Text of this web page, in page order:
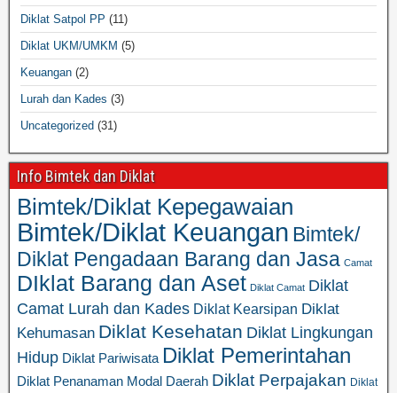
Diklat Satpol PP (11)
Diklat UKM/UMKM (5)
Keuangan (2)
Lurah dan Kades (3)
Uncategorized (31)
Info Bimtek dan Diklat
Bimtek/Diklat Kepegawaian
Bimtek/Diklat Keuangan Bimtek/
Diklat Pengadaan Barang dan Jasa Camat
DIklat Barang dan Aset Diklat Camat Diklat
Camat Lurah dan Kades Diklat Kearsipan Diklat
Kehumasan Diklat Kesehatan Diklat Lingkungan
Hidup Diklat Pariwisata Diklat Pemerintahan
Diklat Penanaman Modal Daerah Diklat Perpajakan Diklat